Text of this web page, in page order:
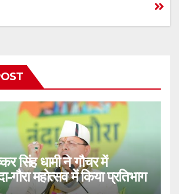
सिंह धामी ने गौचर में
गौरा महोत्सव में किया प्रतिभाग